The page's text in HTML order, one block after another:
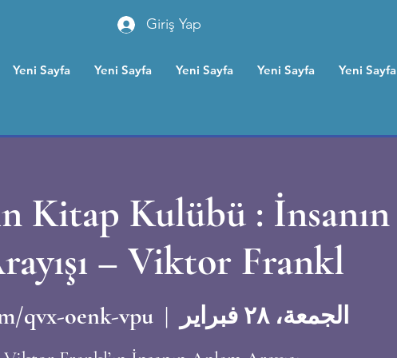
Giriş Yap
Yeni Sayfa Yeni Sayfa Yeni Sayfa Yeni Sayfa Yeni Sayfa
Kitap Kulübü : İnsanın
– Viktor Frankl
الجمعة، ٢٨ فبراير
  |
qvx-oenk-vpu